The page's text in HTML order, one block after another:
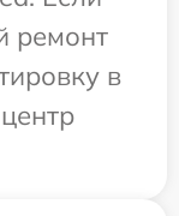
ремонт
в